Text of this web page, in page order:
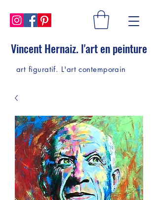
Vincent Hernaiz. l'art en peinture
art figuratif. L'art contemporain